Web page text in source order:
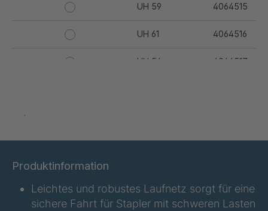
UH 59 4064515
UH 61 4064516
UH 56 4064517
UH 67 4064520
UH 73 4064522
.
Produktinformation
Leichtes und robustes Laufnetz sorgt für eine
sichere Fahrt für Stapler mit schweren Lasten